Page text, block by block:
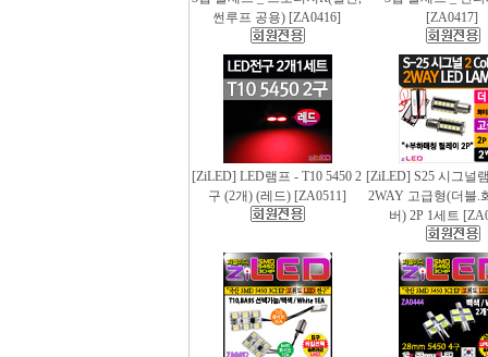
썬루프 공용) [ZA0416]
[ZA0417]
[ZiLED] LED램프 - T10 5450 2
구 (2개) (레드) [ZA0511]
[ZiLED] S25 시그널
2WAY 고급형(더블.
버) 2P 1세트